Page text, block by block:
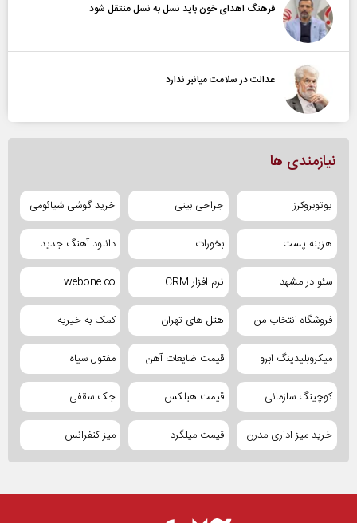
فرهنگ اهدای خون باید نسل به نسل منتقل شود
عدالت در سلامت میانبر ندارد
نیازمندی ها
یوتوبروکرز جراحی بینی خرید گوشی شیائومی
هزینه پست بخورات دانلود آهنگ جدید
سئو در مشهد نرم افزار CRM webone.co
فروشگاه انتخاب من هتل های تهران کمک به خیریه
میکروبلیدینگ ابرو قیمت ضایعات آهن مفتول سیاه
کوچینگ سازمانی قیمت هبلکس جک سقفی
خرید میز اداری مدرن قیمت میلگرد میز کنفرانس